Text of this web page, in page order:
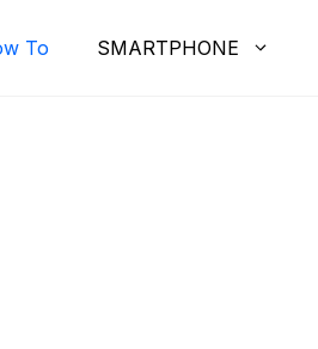
To SMARTPHONE